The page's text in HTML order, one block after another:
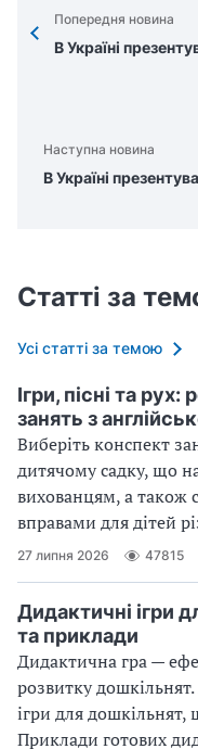
Попередня новина
В Україні
Наступна новина
В Україні
Статті за
Усі статті за темою
Ігри, пісні та
занять з
Виберіть конспект
дитячому садку, що
вихованцям, а також
вправами для дітей
27 липня 2026 47815
Дидактичні ігри
та приклади
Дидактична гра —
розвитку
ігри для дошкільнят,
Приклади готових